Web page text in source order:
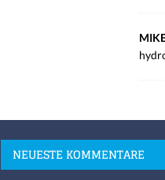
NEUESTE KOMMENTARE